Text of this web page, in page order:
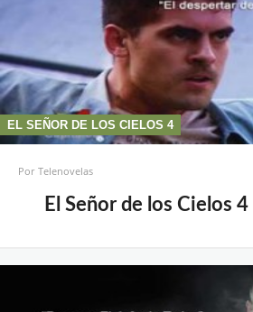
EL SEÑOR DE LOS CIELOS 4
PorTelenovelas
El Señor de los Cielos